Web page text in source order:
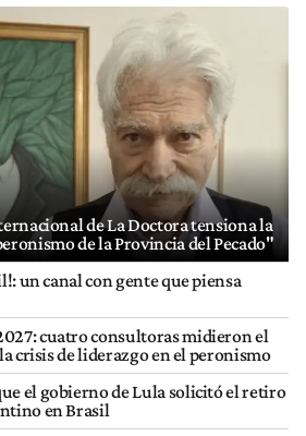
de La Doctora tensiona la
de la Provincia del Pecado"
un canal con gente que piensa
cuatro consultoras midieron el
crisis de liderazgo en el peronismo
el gobierno de Lula solicitó el retiro
en Brasil